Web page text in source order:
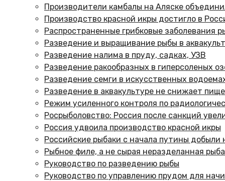
Производители камбалы на Аляске
Производство красной икры достигло в
Распространенные грибковые заболевания
Разведение и выращивание рыбы в
Разведение налима в пруду, садках, УЗВ
Разведение ракообразных в гиперсоленых
Разведение семги в искусственных
Разведение в аквакультуре не снижает
Режим усиленного контроля по
Росрыболовство: Россия после санкций
Россия удвоила производство красной икры
Российские рыбаки с начала путины
Рыбное филе, а не сырая неразделанная
Руководство по разведению рыбы
Руководство по управлению прудом для